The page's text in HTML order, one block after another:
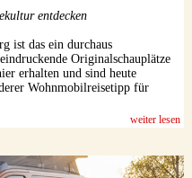
entdecken
ist das ein durchaus
Originalschauplätze
erhalten und sind heute
Wohnmobilreisetipp für
weiter lesen